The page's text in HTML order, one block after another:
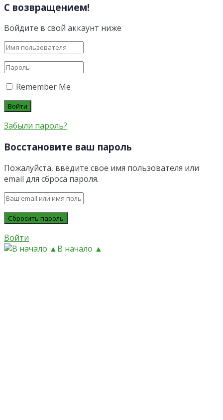
С возвращением!
Войдите в свой аккаунт ниже
Remember Me
Забыли пароль?
Восстановите ваш пароль
Пожалуйста, введите свое имя пользователя или
email для сброса пароля.
Войти
В начало ▲